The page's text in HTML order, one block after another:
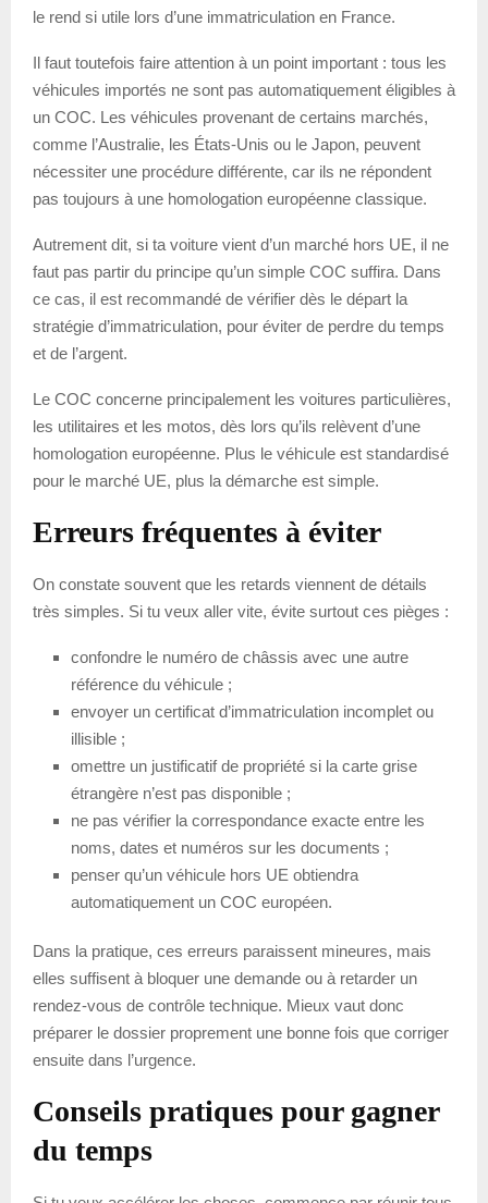
le rend si utile lors d’une immatriculation en France.
Il faut toutefois faire attention à un point important : tous les
véhicules importés ne sont pas automatiquement éligibles à
un COC. Les véhicules provenant de certains marchés,
comme l’Australie, les États-Unis ou le Japon, peuvent
nécessiter une procédure différente, car ils ne répondent
pas toujours à une homologation européenne classique.
Autrement dit, si ta voiture vient d’un marché hors UE, il ne
faut pas partir du principe qu’un simple COC suffira. Dans
ce cas, il est recommandé de vérifier dès le départ la
stratégie d’immatriculation, pour éviter de perdre du temps
et de l’argent.
Le COC concerne principalement les voitures particulières,
les utilitaires et les motos, dès lors qu’ils relèvent d’une
homologation européenne. Plus le véhicule est standardisé
pour le marché UE, plus la démarche est simple.
Erreurs fréquentes à éviter
On constate souvent que les retards viennent de détails
très simples. Si tu veux aller vite, évite surtout ces pièges :
confondre le numéro de châssis avec une autre
référence du véhicule ;
envoyer un certificat d’immatriculation incomplet ou
illisible ;
omettre un justificatif de propriété si la carte grise
étrangère n’est pas disponible ;
ne pas vérifier la correspondance exacte entre les
noms, dates et numéros sur les documents ;
penser qu’un véhicule hors UE obtiendra
automatiquement un COC européen.
Dans la pratique, ces erreurs paraissent mineures, mais
elles suffisent à bloquer une demande ou à retarder un
rendez-vous de contrôle technique. Mieux vaut donc
préparer le dossier proprement une bonne fois que corriger
ensuite dans l’urgence.
Conseils pratiques pour gagner
du temps